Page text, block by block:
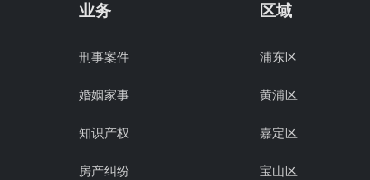
业务
刑事案件
婚姻家事
知识产权
房产纠纷
区域
浦东区
黄浦区
嘉定区
宝山区